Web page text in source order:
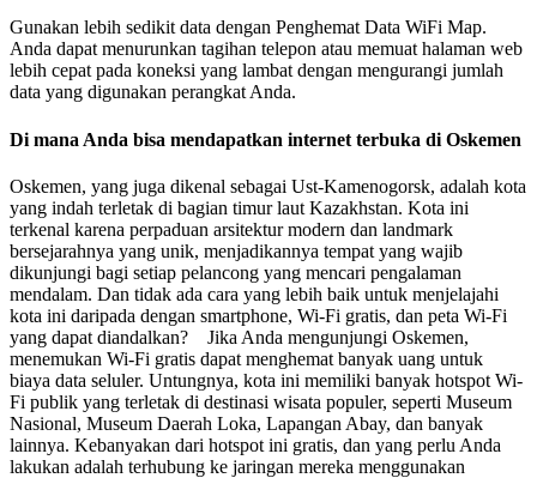
Gunakan lebih sedikit data dengan Penghemat Data WiFi Map.
Anda dapat menurunkan tagihan telepon atau memuat halaman web
lebih cepat pada koneksi yang lambat dengan mengurangi jumlah
data yang digunakan perangkat Anda.
Di mana Anda bisa mendapatkan internet terbuka di Oskemen
Oskemen, yang juga dikenal sebagai Ust-Kamenogorsk, adalah kota
yang indah terletak di bagian timur laut Kazakhstan. Kota ini
terkenal karena perpaduan arsitektur modern dan landmark
bersejarahnya yang unik, menjadikannya tempat yang wajib
dikunjungi bagi setiap pelancong yang mencari pengalaman
mendalam. Dan tidak ada cara yang lebih baik untuk menjelajahi
kota ini daripada dengan smartphone, Wi-Fi gratis, dan peta Wi-Fi
yang dapat diandalkan? Jika Anda mengunjungi Oskemen,
menemukan Wi-Fi gratis dapat menghemat banyak uang untuk
biaya data seluler. Untungnya, kota ini memiliki banyak hotspot Wi-
Fi publik yang terletak di destinasi wisata populer, seperti Museum
Nasional, Museum Daerah Loka, Lapangan Abay, dan banyak
lainnya. Kebanyakan dari hotspot ini gratis, dan yang perlu Anda
lakukan adalah terhubung ke jaringan mereka menggunakan